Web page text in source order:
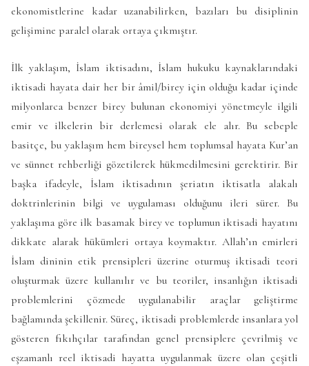
ekonomistlerine kadar uzanabilirken, bazıları bu disiplinin
gelişimine paralel olarak ortaya çıkmıştır.
İlk yaklaşım, İslam iktisadını, İslam hukuku kaynaklarındaki
iktisadi hayata dair her bir âmil/birey için olduğu kadar içinde
milyonlarca benzer birey bulunan ekonomiyi yönetmeyle ilgili
emir ve ilkelerin bir derlemesi olarak ele alır. Bu sebeple
basitçe, bu yaklaşım hem bireysel hem toplumsal hayata Kur’an
ve sünnet rehberliği gözetilerek hükmedilmesini gerektirir. Bir
başka ifadeyle, İslam iktisadının şeriatın iktisatla alakalı
doktrinlerinin bilgi ve uygulaması olduğunu ileri sürer. Bu
yaklaşıma göre ilk basamak birey ve toplumun iktisadi hayatını
dikkate alarak hükümleri ortaya koymaktır. Allah’ın emirleri
İslam dininin etik prensipleri üzerine oturmuş iktisadi teori
oluşturmak üzere kullanılır ve bu teoriler, insanlığın iktisadi
problemlerini çözmede uygulanabilir araçlar geliştirme
bağlamında şekillenir. Süreç, iktisadi problemlerde insanlara yol
gösteren fıkıhçılar tarafından genel prensiplere çevrilmiş ve
eşzamanlı reel iktisadi hayatta uygulanmak üzere olan çeşitli